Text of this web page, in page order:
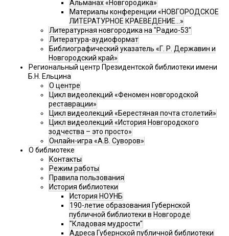
Альманах «Новгородика»
Материалы конференции «НОВГОРОДСКОЕ
ЛИТЕРАТУРНОЕ КРАЕВЕДЕНИЕ...»
Литературная новгородика на "Радио-53"
Литература-аудиоформат
Библиографический указатель «Г. Р. Державин и
Новгородский край»
Региональный центр Президентской библиотеки имени
Б.Н. Ельцина
О центре
Цикл видеолекций «Феномен новгородской
реставрации»
Цикл видеолекций «Берестяная почта столетий»
Цикл видеолекций «История Новгородского
зодчества – это просто»
Онлайн-игра «А.В. Суворов»
О библиотеке
Контакты
Режим работы
Правила пользования
История библиотеки
История НОУНБ
190-летие образования Губернской
публичной библиотеки в Новгороде
"Кладовая мудрости"
Адреса Губернской публичной библиотеки